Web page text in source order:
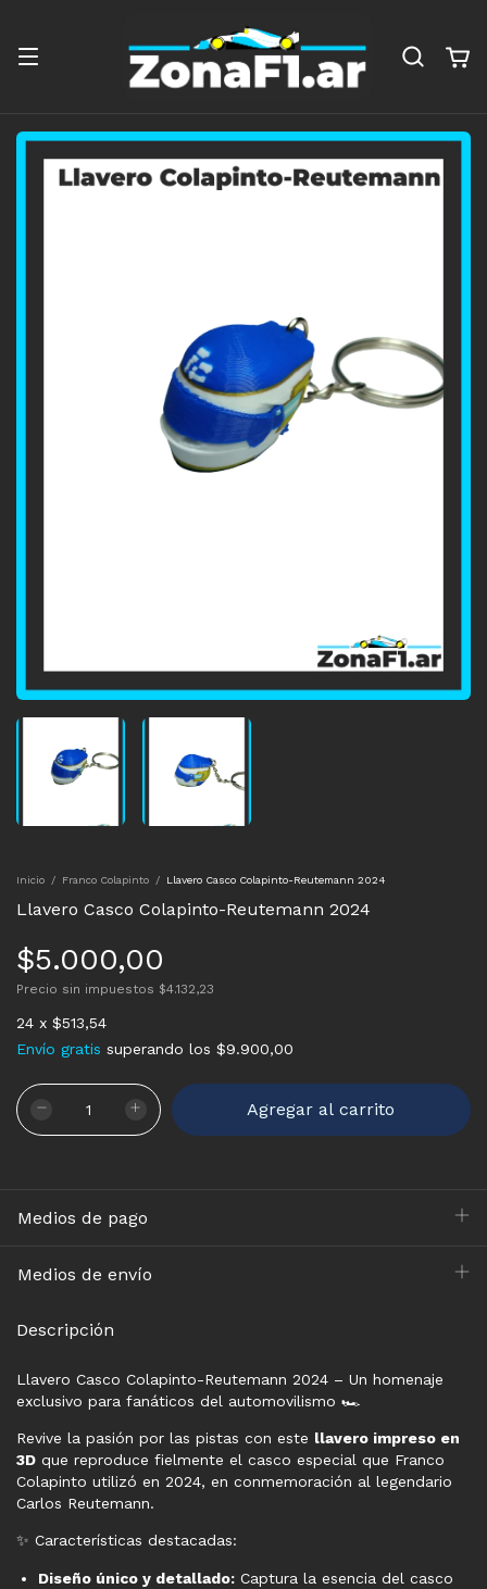
Inicio / Franco Colapinto / Llavero Casco Colapinto-Reutemann 2024
Llavero Casco Colapinto-Reutemann 2024
$5.000,00
Precio sin impuestos $4.132,23
24 x $513,54
Envío gratis superando los $9.900,00
Medios de pago
Medios de envío
Descripción
Llavero Casco Colapinto-Reutemann 2024 – Un homenaje
exclusivo para fanáticos del automovilismo 🏎️
Revive la pasión por las pistas con este llavero impreso en
3D que reproduce fielmente el casco especial que Franco
Colapinto utilizó en 2024, en conmemoración al legendario
Carlos Reutemann.
✨ Características destacadas:
Diseño único y detallado: Captura la esencia del casco